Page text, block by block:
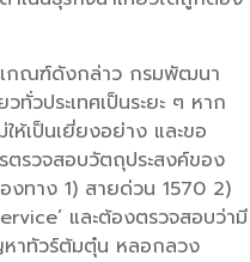
เกณฑ์ดังกล่าว กรมพัฒนา
วประเทศเป็นระยะ ๆ หาก
ห้เป็นเยี่ยงอย่าง และขอ
ตรวจสอบวัตถุประสงค์ของ
ทาง 1) สายด่วน 1570 2)
และต้องตรวจสอบว่ามี
หาทัวร์ต้มตุ๋น หลอกลวง